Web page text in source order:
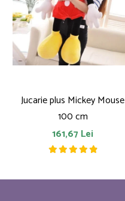
Jucarie plus Mickey Mouse
100 cm
161,67 Lei